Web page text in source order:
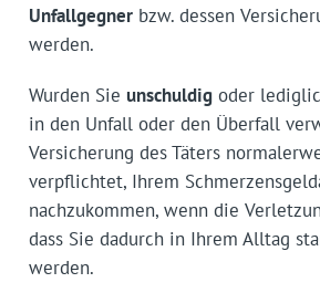
Unfallgegnerbzw. dessen
werden.
Wurden Sie unschuldigoder
in den Unfall oder den Überfall
Versicherung des Täters
verpflichtet, Ihrem
nachzukommen, wenn die
dass Sie dadurch in Ihrem Alltag
werden.